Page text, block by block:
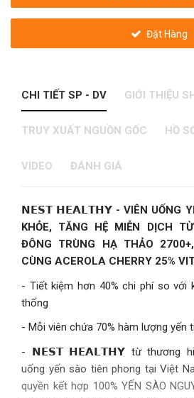
Đặt Hàng
CHI TIẾT SP - DV GIỚI THIỆU
TRUY XUẤT NGUỒN GỐC HỒ
VIDEO ĐÁNH GIÁ
𝗡𝗘𝗦𝗧 𝗛𝗘𝗔𝗟𝗧𝗛𝗬 - VIÊN UỐNG
KHỎE, TĂNG HỆ MIỄN DỊCH
ĐÔNG TRÙNG HẠ THẢO
CÙNG ACEROLA CHERRY 25%
- Tiết kiệm hơn 40% chi phí so với
thống
- Mỗi viên chứa 70% hàm lượng yến
- 𝗡𝗘𝗦𝗧 𝗛𝗘𝗔𝗟𝗧𝗛𝗬 từ thương
uống yến sào tiên phong tại Việt
quyền kết hợp 100% YẾN SÀO